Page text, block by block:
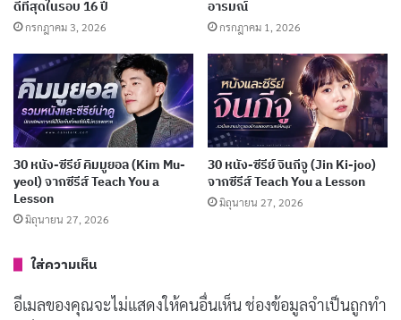
เผยแพร่เมื่อ: 4 สัปดาห์ ที่ผ่านมา
Iwamoto (2026) อนิเมะแฟนตาซีย้อนยุค
กรกฎาคม 6, 2026
191 อนิเมะพากย์ไทย 2026 จาก Muse และ Ani-
One ครบทุกแนว ดูฟรีบน YouTube
กรกฎาคม 5, 2026
ถ่ายทอดความมืดมนในจิตใจมนุษย์ผ่านฉากแอ็กชันที่เข้ม
ข้นและการเล่าเรื่องที่น่าติดตาม Michael Fassbender
ดีที่สุดในรอบ 16 ปี
กรกฎาคม 3, 2026
อารมณ์
กรกฎาคม 1, 2026
30 หนัง-ซีรีย์ คิมมูยอล (Kim Mu-
yeol) จากซีรีส์ Teach You a
Lesson
มิถุนายน 27, 2026
30 หนัง-ซีรีย์ จินกีจู (Jin Ki-joo)
จากซีรีส์ Teach You a Lesson
มิถุนายน 27, 2026
ใส่ความเห็น
อีเมลของคุณจะไม่แสดงให้คนอื่นเห็นช่องข้อมูลจำเป็นถูกทำ